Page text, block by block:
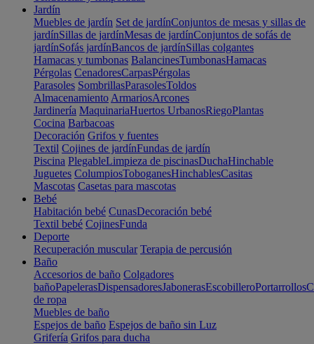
Jardín
Muebles de jardín Set de jardínConjuntos de mesas y sillas de
jardínSillas de jardínMesas de jardínConjuntos de sofás de
jardínSofás jardínBancos de jardínSillas colgantes
Hamacas y tumbonas BalancinesTumbonasHamacas
Pérgolas CenadoresCarpasPérgolas
Parasoles SombrillasParasolesToldos
Almacenamiento ArmariosArcones
Jardinería MaquinariaHuertos UrbanosRiegoPlantas
Cocina Barbacoas
Decoración Grifos y fuentes
Textil Cojines de jardínFundas de jardín
Piscina PlegableLimpieza de piscinasDuchaHinchable
Juguetes ColumpiosToboganesHinchablesCasitas
Mascotas Casetas para mascotas
Bebé
Habitación bebé CunasDecoración bebé
Textil bebé CojinesFunda
Deporte
Recuperación muscular Terapia de percusión
Baño
Accesorios de baño Colgadores
bañoPapelerasDispensadoresJabonerasEscobilleroPortarrollos
de ropa
Muebles de baño
Espejos de baño Espejos de baño sin Luz
Grifería Grifos para ducha